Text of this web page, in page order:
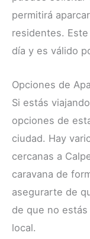
permitirá
residentes.
día y es válido
Opciones de
Si estás
opciones de
ciudad. Hay
cercanas a
caravana de
asegurarte de
de que no
local.